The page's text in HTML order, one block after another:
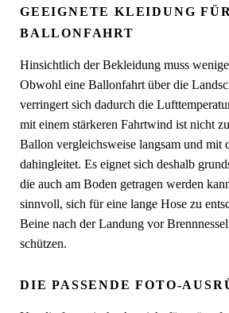
GEEIGNETE KLEIDUNG
BALLONFAHRT
Hinsichtlich der Bekleidung muss
Obwohl eine Ballonfahrt über die
verringert sich dadurch die
mit einem stärkeren Fahrtwind ist nicht
Ballon vergleichsweise langsam und mit
dahingleitet. Es eignet sich deshalb
die auch am Boden getragen werden
sinnvoll, sich für eine lange Hose zu
Beine nach der Landung vor
schützen.
DIE PASSENDE FOTO-